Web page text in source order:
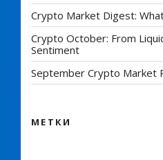
Crypto Market Digest:
Crypto October: From
Sentiment
September Crypto Market
МЕТКИ